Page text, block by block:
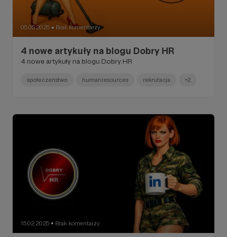
05.05.2025 ● Brak komentarzy
4 nowe artykuły na blogu Dobry HR
4 nowe artykuły na blogu Dobry HR
społeczeństwo humanresources rekrutacja +2
15.02.2025 ● Brak komentarzy